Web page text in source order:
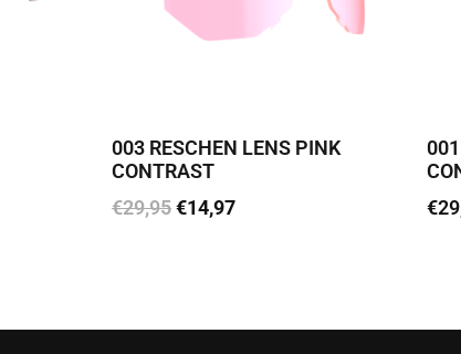
003 RESCHEN LENS PINK
CONTRAST
€29,95€14,97
€